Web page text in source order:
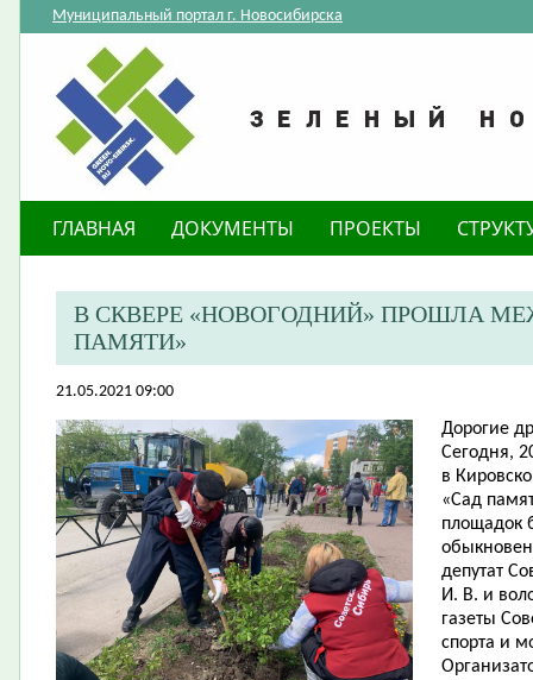
Муниципальный портал г. Новосибирска
ГЛАВНАЯ ДОКУМЕНТЫ ПРОЕКТЫ
В СКВЕРЕ «НОВОГОДНИЙ» ПРОШЛА
ПАМЯТИ»
21.05.2021 09:00
Дорогие
Сегодня,
в
«Сад
площадок
депутат
И. В. и
газеты
спорта и